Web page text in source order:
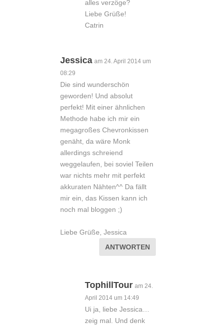
alles verzöge?
Liebe Grüße!
Catrin
Jessica am 24. April 2014 um
08:29
Die sind wunderschön
geworden! Und absolut
perfekt! Mit einer ähnlichen
Methode habe ich mir ein
megagroßes Chevronkissen
genäht, da wäre Monk
allerdings schreiend
weggelaufen, bei soviel Teilen
war nichts mehr mit perfekt
akkuraten Nähten^^ Da fällt
mir ein, das Kissen kann ich
noch mal bloggen ;)
Liebe Grüße, Jessica
ANTWORTEN
TophillTour am 24.
April 2014 um 14:49
Ui ja, liebe Jessica…
zeig mal. Und denk